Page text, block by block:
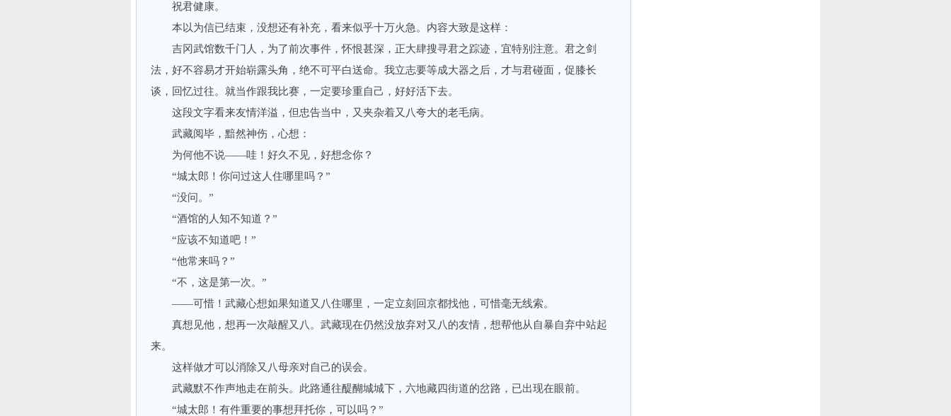
祝君健康。
本以为信已结束，没想还有补充，看来似乎十万火急。内容大致是这样：
吉冈武馆数千门人，为了前次事件，怀恨甚深，正大肆搜寻君之踪迹，宜特别注意。君之剑
法，好不容易才开始崭露头角，绝不可平白送命。我立志要等成大器之后，才与君碰面，促膝长
谈，回忆过往。就当作跟我比赛，一定要珍重自己，好好活下去。
这段文字看来友情洋溢，但忠告当中，又夹杂着又八夸大的老毛病。
武藏阅毕，黯然神伤，心想：
为何他不说——哇！好久不见，好想念你？
“城太郎！你问过这人住哪里吗？”
“没问。”
“酒馆的人知不知道？”
“应该不知道吧！”
“他常来吗？”
“不，这是第一次。”
——可惜！武藏心想如果知道又八住哪里，一定立刻回京都找他，可惜毫无线索。
真想见他，想再一次敲醒又八。武藏现在仍然没放弃对又八的友情，想帮他从自暴自弃中站起
来。
这样做才可以消除又八母亲对自己的误会。
武藏默不作声地走在前头。此路通往醍醐城城下，六地藏四街道的岔路，已出现在眼前。
“城太郎！有件重要的事想拜托你，可以吗？”